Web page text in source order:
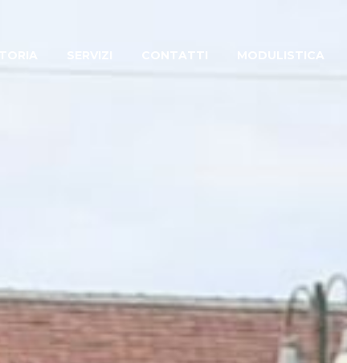
MODULISTICA